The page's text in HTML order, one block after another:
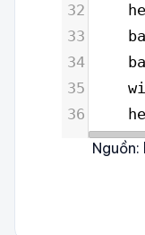
32
33
34
35
36